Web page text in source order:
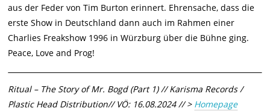
aus der Feder von Tim Burton erinnert. Ehrensache, dass die
erste Show in Deutschland dann auch im Rahmen einer
Charlies Freakshow 1996 in Würzburg über die Bühne ging.
Peace, Love and Prog!
Ritual – The Story of Mr. Bogd (Part 1) // Karisma Records /
Plastic Head Distribution// VÖ: 16.08.2024 // > Homepage